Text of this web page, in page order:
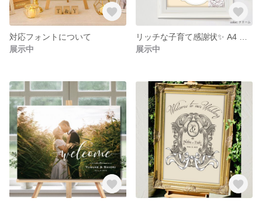
対応フォントについて
展示中
展示中